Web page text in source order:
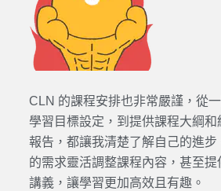
CLN 的課程安排也非常嚴謹，從
學習目標設定，到提供課程大綱
報告，都讓我清楚了解自己的進
的需求靈活調整課程內容，甚至
講義，讓學習更加高效且有趣。